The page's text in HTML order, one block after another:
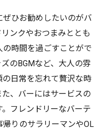
ひお勧めしたいのがバ
ンクやおつまみととも
時間を過ごすことがで
のBGMなど、大人の雰
日常を忘れて贅沢な時
、バーにはサービスの
フレンドリーなバーテ
りのサラリーマンやOL